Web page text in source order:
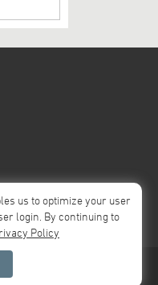
us to optimize your user
login. By continuing to
Policy